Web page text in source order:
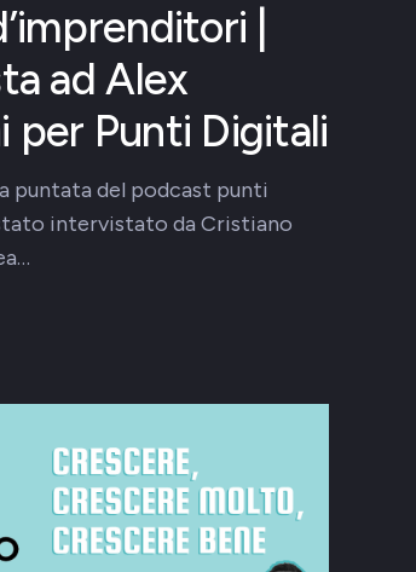
|
ad Alex
per Punti Digitali
puntata del podcast punti
intervistato da Cristiano